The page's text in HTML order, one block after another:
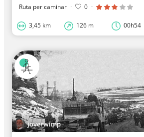
Ruta per caminar · 0 ·
3,45 km 126 m 00h54
joverwimp